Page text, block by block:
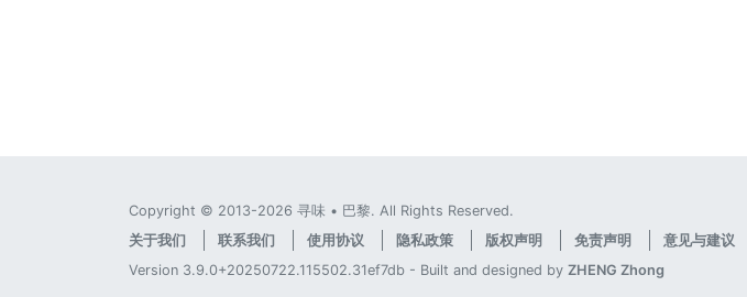
Copyright © 2013-2026 寻味 • 巴黎. All Rights Reserved.
关于我们
联系我们 使用协议 隐私政策 版权声明 免责声明 意见与建议
Version 3.9.0+20250722.115502.31ef7db - Built and designed by ZHENG Zhong